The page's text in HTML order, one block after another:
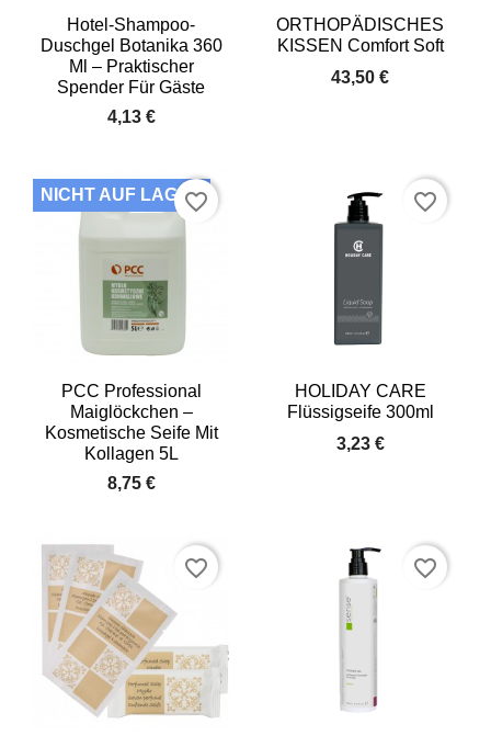
Hotel-Shampoo-
Duschgel Botanika 360
Ml – Praktischer
Spender Für Gäste
4,13 €
ORTHOPÄDISCHES
KISSEN Comfort Soft
43,50 €
PCC Professional
Maiglöckchen –
Kosmetische Seife Mit
Kollagen 5L
8,75 €
NICHT AUF LAGER
favorite_border
HOLIDAY CARE
Flüssigseife 300ml
3,23 €
favorite_border
favorite_border favorite_border